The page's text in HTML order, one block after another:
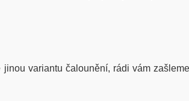
variantu čalounění, rádi vám